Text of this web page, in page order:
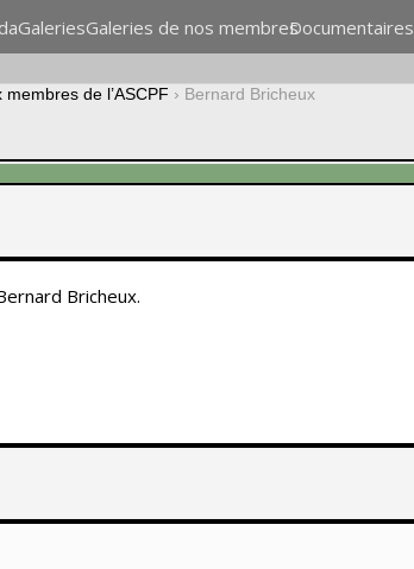
GaleriesGaleries de nos membresDocumentaires
de l’ASCPF › Bernard Bricheux
Bricheux.